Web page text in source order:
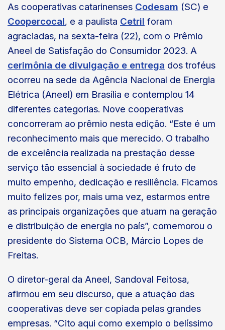
As cooperativas catarinenses Codesam (SC) e
Coopercocal, e a paulista Cetril foram
agraciadas, na sexta-feira (22), com o Prêmio
Aneel de Satisfação do Consumidor 2023. A
cerimônia de divulgação e entrega dos troféus
ocorreu na sede da Agência Nacional de Energia
Elétrica (Aneel) em Brasília e contemplou 14
diferentes categorias. Nove cooperativas
concorreram ao prêmio nesta edição. “Este é um
reconhecimento mais que merecido. O trabalho
de excelência realizada na prestação desse
serviço tão essencial à sociedade é fruto de
muito empenho, dedicação e resiliência. Ficamos
muito felizes por, mais uma vez, estarmos entre
as principais organizações que atuam na geração
e distribuição de energia no país”, comemorou o
presidente do Sistema OCB, Márcio Lopes de
Freitas.
O diretor-geral da Aneel, Sandoval Feitosa,
afirmou em seu discurso, que a atuação das
cooperativas deve ser copiada pelas grandes
empresas. “Cito aqui como exemplo o belíssimo